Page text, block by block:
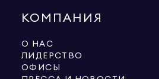
КОМПАНИЯ
О НАС
ЛИДЕРСТВО
ОФИСЫ